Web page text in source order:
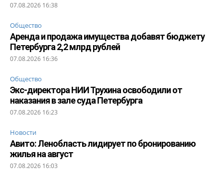
07.08.2026 16:38
Общество
Аренда и продажа имущества добавят бюджету
Петербурга 2,2 млрд рублей
07.08.2026 16:36
Общество
Экс-директора НИИ Трухина освободили от
наказания в зале суда Петербурга
07.08.2026 16:23
Новости
Авито: Ленобласть лидирует по бронированию
жилья на август
07.08.2026 16:03